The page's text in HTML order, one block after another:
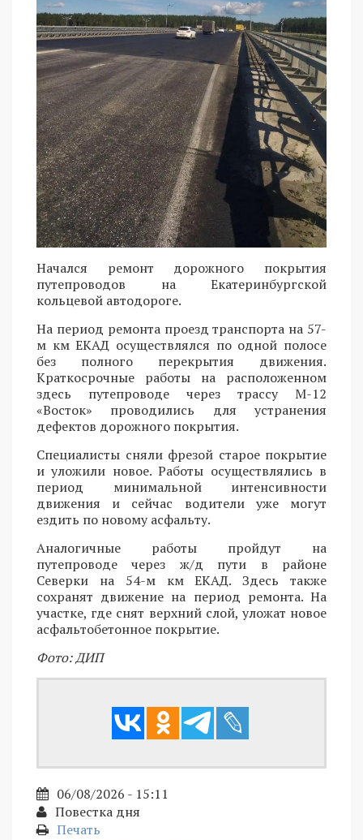
Начался ремонт дорожного покрытия
путепроводов на Екатеринбургской
кольцевой автодороге.
На период ремонта проезд транспорта на 57-
м км ЕКАД осуществлялся по одной полосе
без полного перекрытия движения.
Краткосрочные работы на расположенном
здесь путепроводе через трассу М-12
«Восток» проводились для устранения
дефектов дорожного покрытия.
Специалисты сняли фрезой старое покрытие
и уложили новое. Работы осуществлялись в
период минимальной интенсивности
движения и сейчас водители уже могут
ездить по новому асфальту.
Аналогичные работы пройдут на
путепроводе через ж/д пути в районе
Северки на 54-м км ЕКАД. Здесь также
сохранят движение на период ремонта. На
участке, где снят верхний слой, уложат новое
асфальтобетонное покрытие.
Фото: ДИП
06/08/2026 - 15:11
Повестка дня
Печать